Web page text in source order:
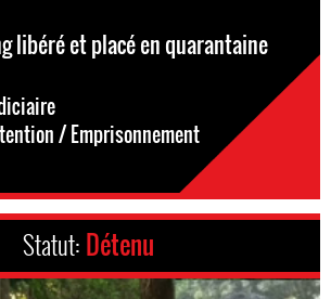
libéré et placé en quarantaine
/ Emprisonnement
Statut: Détenu